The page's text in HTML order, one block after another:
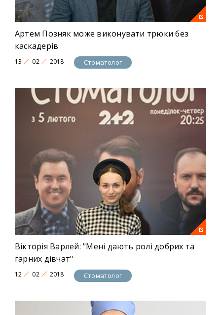
Артем Позняк може виконувати трюки без
каскадерів
13 02 2018 Стоматолог
Вікторія Варлей: "Мені дають ролі добрих та
гарних дівчат"
12 02 2018 Стоматолог